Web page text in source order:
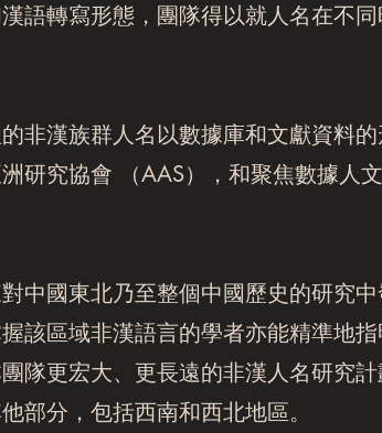
語轉寫形態，團隊得以就人名在不
非漢族群人名以數據庫和文獻資料
研究協會 （AAS），和聚焦數據人
中國東北乃至整個中國歷史的研究
該區域非漢語言的學者亦能精準地
隊更宏大、更長遠的非漢人名研究計
部分，包括西南和西北地區。